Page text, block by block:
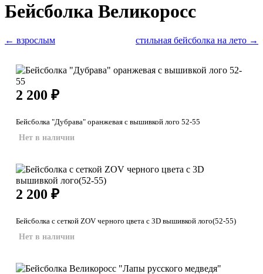
Бейсболка Великоросс
стильная бейсболка на лето →
← взрослым
2 200 ₽
Бейсболка "Дубрава" оранжевая с вышивкой лого 52-55
Нет в наличии
2 200 ₽
Бейсболка с сеткой ZOV черного цвета с 3D вышивкой лого(52-55)
Нет в наличии